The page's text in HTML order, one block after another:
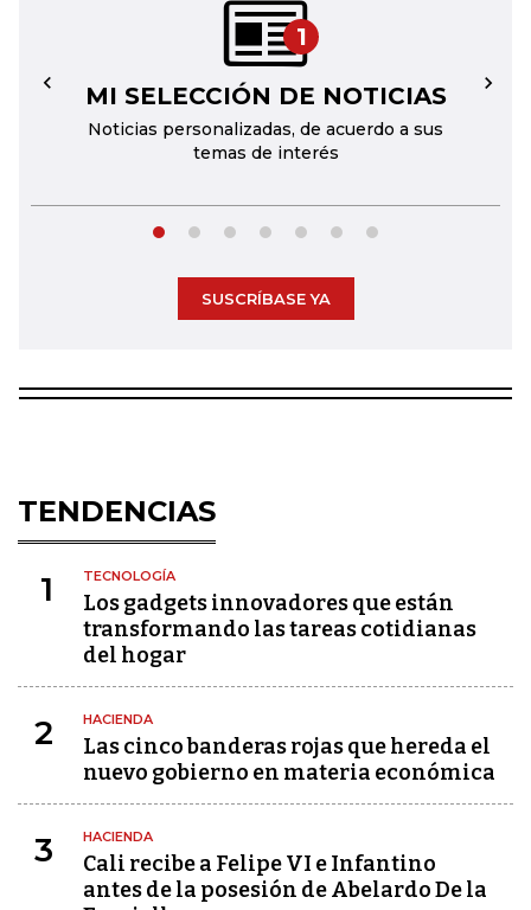
1
MI SELECCIÓN DE NOTICIAS
Noticias personalizadas, de acuerdo a sus
temas de interés
← →
SUSCRÍBASE YA
TENDENCIAS
1 TECNOLOGÍA
Los gadgets innovadores que están
transformando las tareas cotidianas
del hogar
2 HACIENDA
Las cinco banderas rojas que hereda el
nuevo gobierno en materia económica
3 HACIENDA
Cali recibe a Felipe VI e Infantino
antes de la posesión de Abelardo De la